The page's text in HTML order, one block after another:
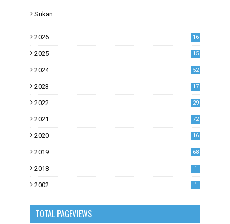
Sukan
2026 16
2025 15
2024 52
2023
17
2022
29
2021
72
2020
16
2019
68
2018 1
2002 1
TOTAL PAGEVIEWS